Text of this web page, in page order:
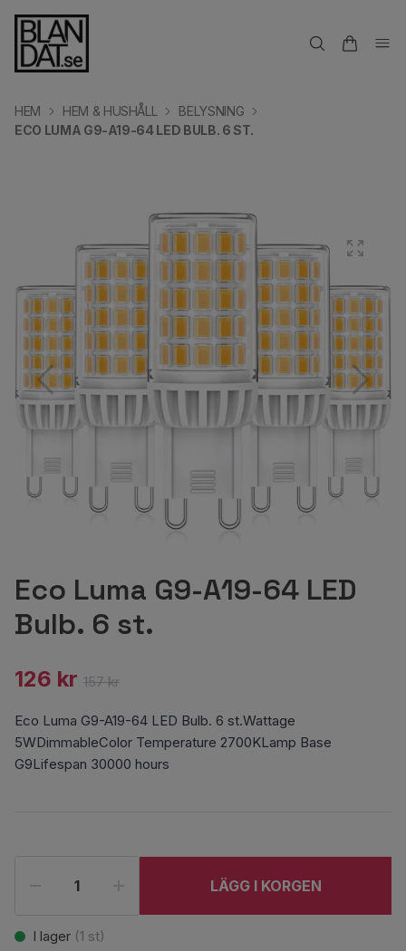
HEM HEM & HUSHÅLL
BELYSNING
ECO LUMA G9-A19-64 LED BULB. 6 ST.
Eco Luma G9-A19-64 LED
Bulb. 6 st.
126 kr 157 kr
Eco Luma G9-A19-64 LED Bulb. 6 st.Wattage
5WDimmableColor Temperature 2700KLamp Base
G9Lifespan 30000 hours
LÄGG I KORGEN
I lager (1 st)